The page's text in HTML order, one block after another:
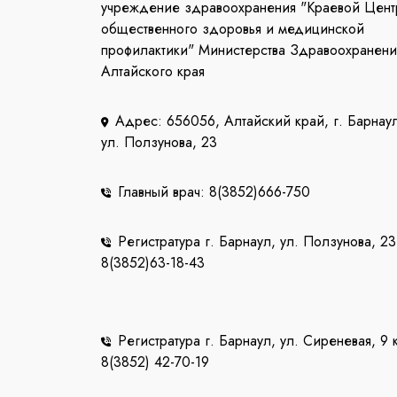
учреждение здравоохранения "Краевой
общественного здоровья и медицинской
профилактики" Министерства
Алтайского края
Адрес: 656056, Алтайский край, г.
ул. Ползунова, 23
Главный врач: 8(3852)666-750
Регистратура г. Барнаул, ул. Ползунова,
8(3852)63-18-43
Регистратура г. Барнаул, ул. Сиреневая, 9
8(3852) 42-70-19